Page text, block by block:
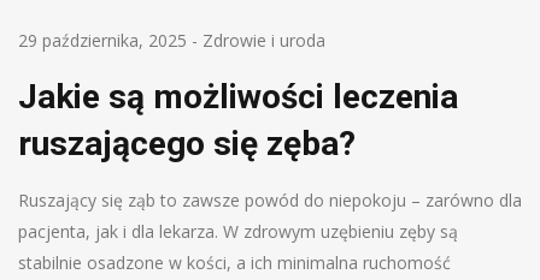
29 października, 2025 - Zdrowie i uroda
Jakie są możliwości leczenia
ruszającego się zęba?
Ruszający się ząb to zawsze powód do niepokoju – zarówno dla
pacjenta, jak i dla lekarza. W zdrowym uzębieniu zęby są
stabilnie osadzone w kości, a ich minimalna ruchomość